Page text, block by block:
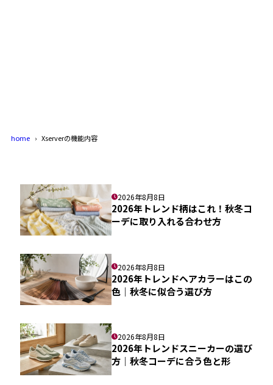
home Xserverの機能内容
2026年8月8日
2026年トレンド柄はこれ！秋冬コ
ーデに取り入れる合わせ方
2026年8月8日
2026年トレンドヘアカラーはこの
色｜秋冬に似合う選び方
2026年8月8日
2026年トレンドスニーカーの選び
方｜秋冬コーデに合う色と形